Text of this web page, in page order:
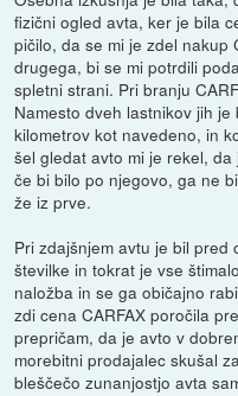
fizični ogled avta, ker je bila
pičilo, da se mi je zdel nakup
drugega, bi se mi potrdili
spletni strani. Pri branju
Namesto dveh lastnikov jih
kilometrov kot navedeno, in
šel gledat avto mi je rekel,
če bi bilo po njegovo, ga ne
že iz prve.
Pri zdajšnjem avtu je bil
številke in tokrat je vse
naložba in se ga običajno
zdi cena CARFAX poročila
prepričam, da je avto v
morebitni prodajalec skušal
bleščečo zunanjostjo avta